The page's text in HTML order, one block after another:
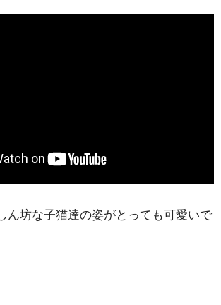
ん坊な子猫達の姿がとっても可愛いで